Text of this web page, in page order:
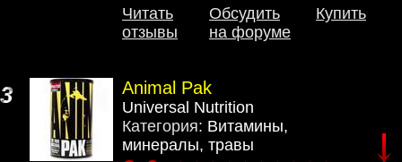
Читать
отзывы
Обсудить
на форуме
Купить
3 Animal Pak
Universal Nutrition
Категория: Витамины,
минералы, травы